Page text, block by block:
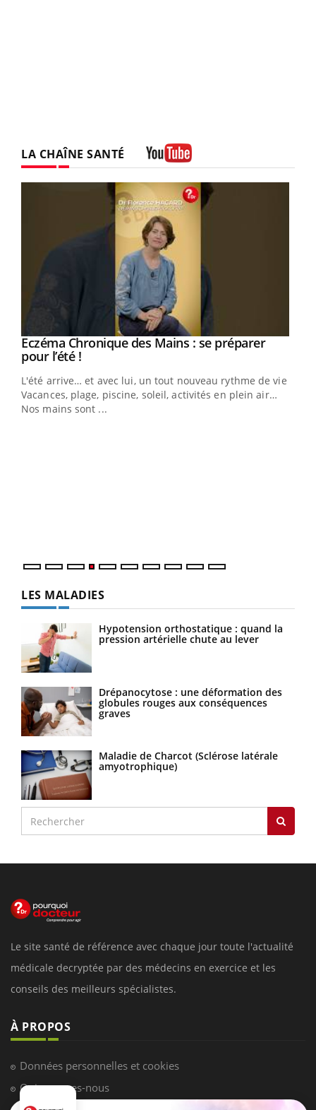
LA CHAÎNE SANTÉ
Youtube
Eczéma Chronique des Mains : se préparer
pour l’été !Youtube
L'été arrive… et avec lui, un tout nouveau rythme de vie !
Vacances, plage, piscine, soleil, activités en plein air…
Nos mains sont ...
LES MALADIES
Hypotension orthostatique : quand la
pression artérielle chute au lever
Drépanocytose : une déformation des
globules rouges aux conséquences
graves
Maladie de Charcot (Sclérose latérale
amyotrophique)
Le site santé de référence avec chaque jour toute l'actualité
médicale decryptée par des médecins en exercice et les
conseils des meilleurs spécialistes.
À PROPOS
Données personnelles et cookies
Qui sommes-nous